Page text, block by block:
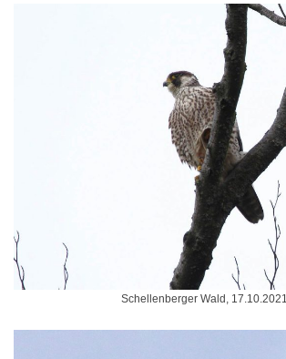
Schellenberger Wald, 17.10.2021